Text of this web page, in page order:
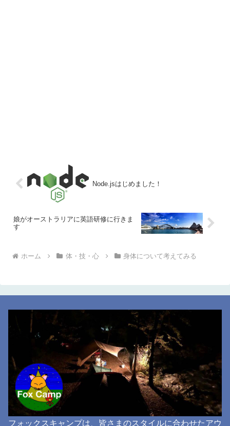
Node.jsはじめました！
娘がオーストラリアに英語研修に行きま
す
ホーム 体・技・心 身体について考えてみる
フォックスキャンプは、皆さまのスタイルに合わせたアウ